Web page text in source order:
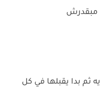
مبقدرش
ثم بدا يقبلها في كل